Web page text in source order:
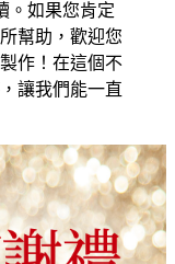
。如果您肯定
幫助，歡迎您
作！在這個不
讓我們能一直